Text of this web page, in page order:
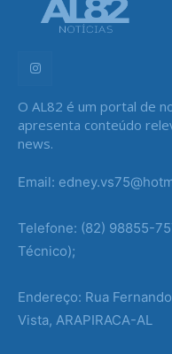
O AL82 é um portal de
apresenta conteúdo
news.
Email:
Telefone: (82) 98855-
Técnico);
Endereço: Rua
Vista, ARAPIRACA-AL